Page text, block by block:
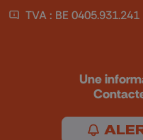
TVA : BE 0405.931.241
Une